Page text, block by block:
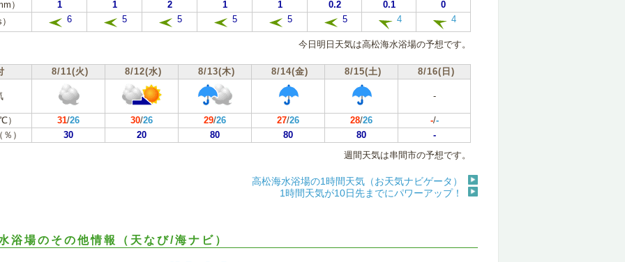
）
1 1 2 1 1 0.2 0.1
0
6 5 5 5 5 5 4 4
今日明日天気は高松海水浴場の予想です。
8/11(火) 8/12(水) 8/13(木) 8/14(金) 8/15(土) 8/16(日)
-
31/26 30/26 29/26 27/26 28/26 -/-
）
30 20 80 80 80
-
週間天気は串間市の予想です。
高松海水浴場の1時間天気（お天気ナビゲータ）
1時間天気が10日先までにパワーアップ！
浴場のその他情報（天なび/海ナビ）